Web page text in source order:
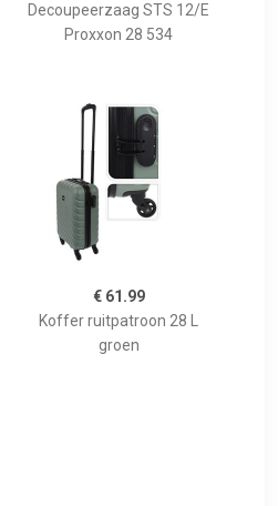
Decoupeerzaag STS 12/E
Proxxon 28 534
€ 61.99
Koffer ruitpatroon 28 L
groen